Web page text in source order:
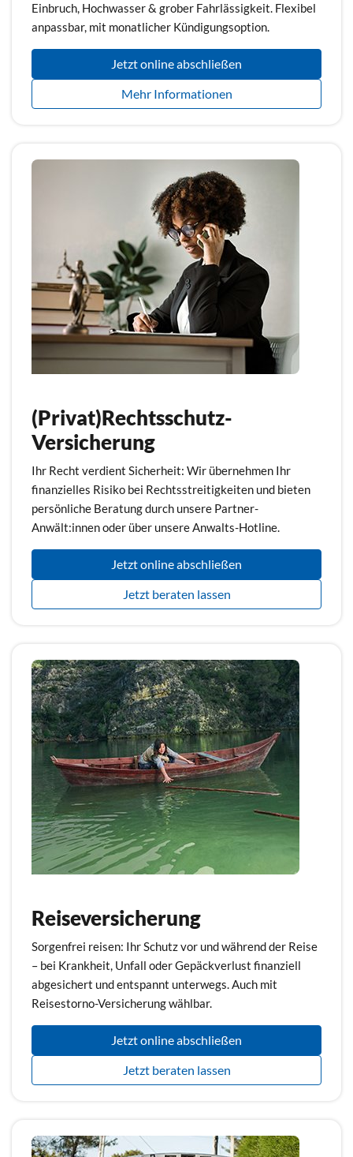
Einbruch, Hochwasser & grober Fahrlässigkeit. Flexibel
anpassbar, mit monatlicher Kündigungsoption.
Jetzt online abschließen
Mehr Informationen
(Privat)Rechtsschutz-
Versicherung
Ihr Recht verdient Sicherheit: Wir übernehmen Ihr
finanzielles Risiko bei Rechtsstreitigkeiten und bieten
persönliche Beratung durch unsere Partner-
Anwält:innen oder über unsere Anwalts-Hotline.
Jetzt online abschließen
Jetzt beraten lassen
Reiseversicherung
Sorgenfrei reisen: Ihr Schutz vor und während der Reise
– bei Krankheit, Unfall oder Gepäckverlust finanziell
abgesichert und entspannt unterwegs. Auch mit
Reisestorno-Versicherung wählbar.
Jetzt online abschließen
Jetzt beraten lassen